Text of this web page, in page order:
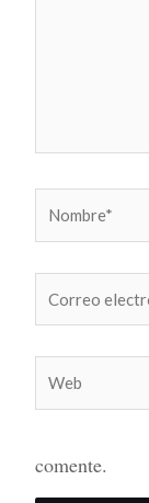
electrónico*
comente.